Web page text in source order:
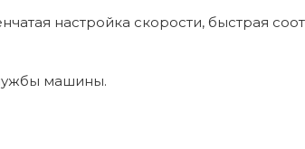
настройка скорости, быстрая
машины.